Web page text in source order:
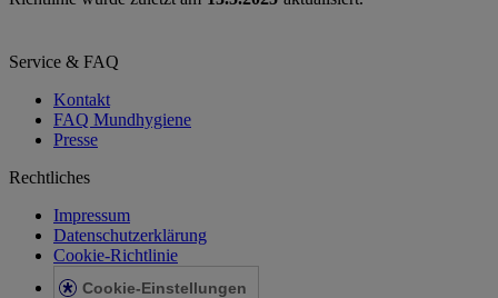
Service & FAQ
Kontakt
FAQ Mundhygiene
Presse
Rechtliches
Impressum
Datenschutzerklärung
Cookie-Richtlinie
Cookie-Einstellungen